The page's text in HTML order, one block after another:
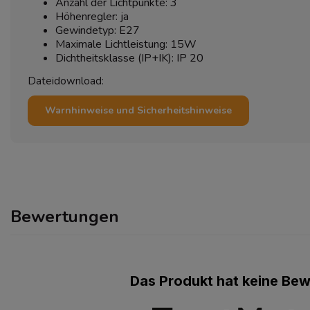
Höhenregler: ja
Gewindetyp: E27
Maximale Lichtleistung: 15W
Dichtheitsklasse (IP+IK): IP 20
Dateidownload:
Warnhinweise und Sicherheitshinweise
Bewertungen
Das Produkt hat keine